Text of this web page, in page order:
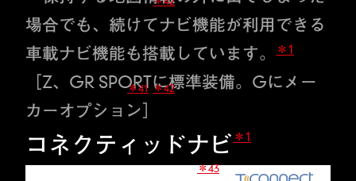
場合でも、続けてナビ機能が利用できる
車載ナビ機能も搭載しています。
＊1
［Z、GR SPORTに標準装備。Gにメー
カーオプション］
コネクティッドナビ ＊1
＊41 ＊42
＊43